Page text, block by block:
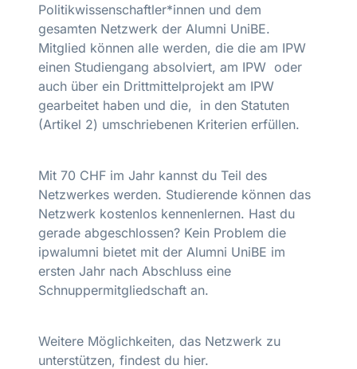
Politikwissenschaftler*innen und dem
gesamten Netzwerk der Alumni UniBE.
Mitglied können alle werden, die die am IPW
einen Studiengang absolviert, am IPW oder
auch über ein Drittmittelprojekt am IPW
gearbeitet haben und die, in den Statuten
(Artikel 2) umschriebenen Kriterien erfüllen.
Mit 70 CHF im Jahr kannst du Teil des
Netzwerkes werden. Studierende können das
Netzwerk kostenlos kennenlernen. Hast du
gerade abgeschlossen? Kein Problem die
ipwalumni bietet mit der Alumni UniBE im
ersten Jahr nach Abschluss eine
Schnuppermitgliedschaft an.
Weitere Möglichkeiten, das Netzwerk zu
unterstützen, findest du hier.